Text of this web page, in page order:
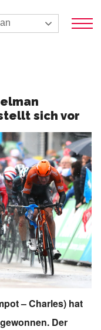
sich vor
– Charles) hat
Der